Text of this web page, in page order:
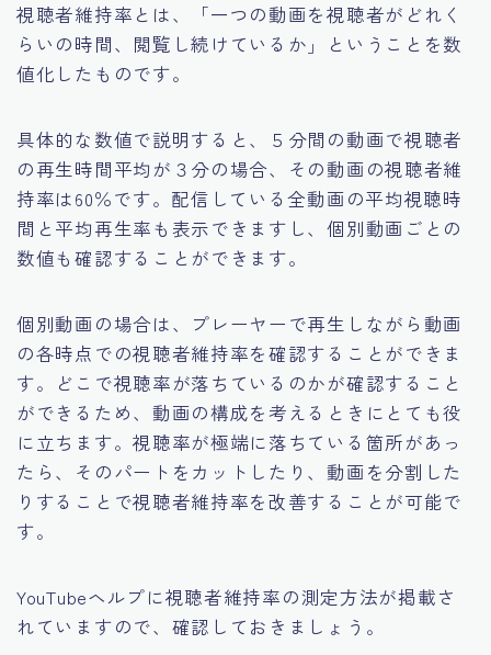
視聴者維持率とは、「一つの動画を視聴者がどれく
らいの時間、閲覧し続けているか」ということを数
値化したものです。
具体的な数値で説明すると、５分間の動画で視聴者
の再生時間平均が３分の場合、その動画の視聴者維
持率は60％です。配信している全動画の平均視聴時
間と平均再生率も表示できますし、個別動画ごとの
数値も確認することができます。
個別動画の場合は、プレーヤーで再生しながら動画
の各時点での視聴者維持率を確認することができま
す。どこで視聴率が落ちているのかが確認すること
ができるため、動画の構成を考えるときにとても役
に立ちます。視聴率が極端に落ちている箇所があっ
たら、そのパートをカットしたり、動画を分割した
りすることで視聴者維持率を改善することが可能で
す。
YouTubeヘルプに視聴者維持率の測定方法が掲載さ
れていますので、確認しておきましょう。